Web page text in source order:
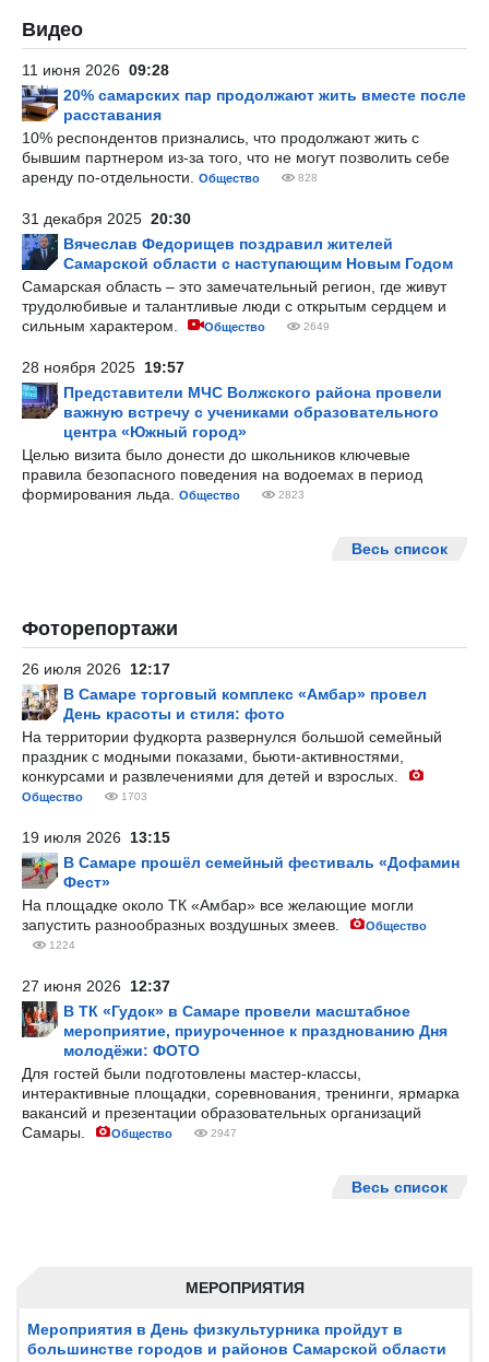
МЕРОПРИЯТИЯ
Мероприятия в День физкультурника пройдут в
большинстве городов и районов Самарской области
Видео
11 июня 2026 09:28
20% самарских пар продолжают жить вместе после
расставания
10% респондентов признались, что продолжают жить с
бывшим партнером из-за того, что не могут позволить себе
аренду по-отдельности.
Общество 828
31 декабря 2025 20:30
Вячеслав Федорищев поздравил жителей
Самарской области с наступающим Новым Годом
Самарская область – это замечательный регион, где живут
трудолюбивые и талантливые люди с открытым сердцем и
сильным характером.
Общество 2649
28 ноября 2025 19:57
Представители МЧС Волжского района провели
важную встречу с учениками образовательного
центра «Южный город»
Целью визита было донести до школьников ключевые
правила безопасного поведения на водоемах в период
формирования льда.
Общество 2823
Весь список
Фоторепортажи
26 июля 2026 12:17
В Самаре торговый комплекс «Амбар» провел
День красоты и стиля: фото
На территории фудкорта развернулся большой семейный
праздник с модными показами, бьюти-активностями,
конкурсами и развлечениями для детей и взрослых.
Общество 1703
19 июля 2026 13:15
В Самаре прошёл семейный фестиваль «Дофамин
Фест»
На площадке около ТК «Амбар» все желающие могли
запустить разнообразных воздушных змеев.
Общество
1224
27 июня 2026 12:37
В ТК «Гудок» в Самаре провели масштабное
мероприятие, приуроченное к празднованию Дня
молодёжи: ФОТО
Для гостей были подготовлены мастер-классы,
интерактивные площадки, соревнования, тренинги, ярмарка
вакансий и презентации образовательных организаций
Самары.
Общество 2947
Весь список